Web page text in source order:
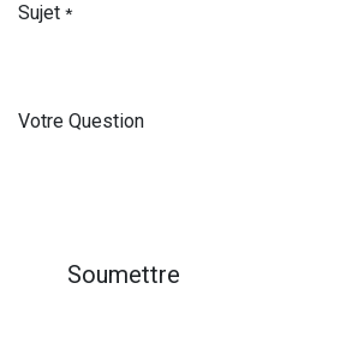
Sujet *
Votre Question
Soumettre